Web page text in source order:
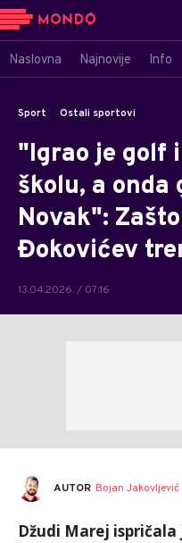
Naslovna Najnovije Info
Sport Ostali sportovi
"Igrao je golf
školu, a onda
Novak":
Đokovićev
13.04.2026. / 07:16
AUTOR Bojan Jakovljević
Džudi Marej